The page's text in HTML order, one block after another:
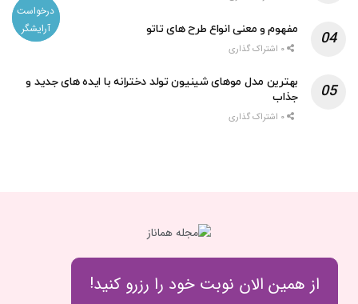
درخواست
آرایشگر
مفهوم و معنی انواع طرح های تاتو
بهترین مدل موهای شینیون تولد دخترانه با ایده های جدید و
جذاب
از همین الان نوبت خود را رزرو کنید!
درخواست
آرایشگر